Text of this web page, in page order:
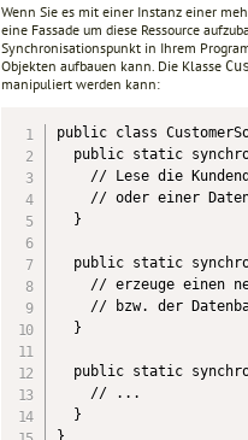
Wenn Sie es mit einer Instanz einer
eine Fassade um diese Ressource
Synchronisationspunkt in Ihrem
Objekten aufbauen kann. Die Klasse
manipuliert werden kann:
public class
public static
// Lese die
// oder einer
  }
public static
// erzeuge einen
// bzw. der
  }
public static
    // ...
  }
}